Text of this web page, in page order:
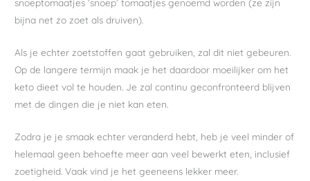
bijna net zo zoet als druiven).
Als je echter zoetstoffen gaat gebruiken, zal dit niet gebeuren.
Op de langere termijn maak je het daardoor moeilijker om het
keto dieet vol te houden. Je zal continu geconfronteerd blijven
met de dingen die je niet kan eten.
Zodra je je smaak echter veranderd hebt, heb je veel minder of
helemaal geen behoefte meer aan veel bewerkt eten, inclusief
zoetigheid. Vaak vind je het geeneens lekker meer.